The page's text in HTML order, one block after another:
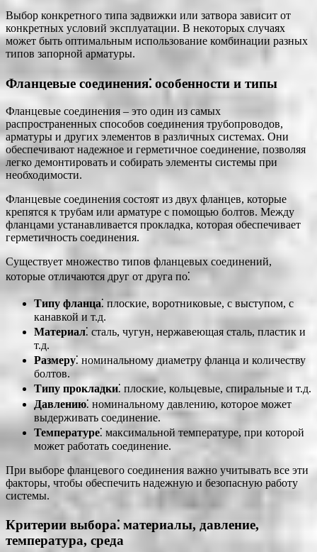
Выбор конкретного типа задвижки или затвора зависит от
конкретных условий эксплуатации. В некоторых случаях
может быть оптимальным использование комбинации разных
типов запорной арматуры.
Фланцевые соединения⁚ особенности и типы
Фланцевые соединения – это один из самых
распространенных способов соединения трубопроводов,
арматуры и других элементов в различных системах. Они
обеспечивают надежное и герметичное соединение, позволяя
легко демонтировать и собирать элементы системы при
необходимости.
Фланцевые соединения состоят из двух фланцев, которые
крепятся к трубам или арматуре с помощью болтов. Между
фланцами устанавливается прокладка, которая обеспечивает
герметичность соединения.
Существует множество типов фланцевых соединений,
которые отличаются друг от друга по⁚
Типу фланца⁚ плоские, воротниковые, с выступом, с
канавкой и т.д.
Материал⁚ сталь, чугун, нержавеющая сталь, пластик и
т.д.
Размеру⁚ номинальному диаметру фланца и количеству
болтов.
Типу прокладки⁚ плоские, кольцевые, спиральные и т.д.
Давлению⁚ номинальному давлению, которое может
выдерживать соединение.
Температуре⁚ максимальной температуре, при которой
может работать соединение.
При выборе фланцевого соединения важно учитывать все эти
факторы, чтобы обеспечить надежную и безопасную работу
системы.
Критерии выбора⁚ материалы, давление,
температура, среда